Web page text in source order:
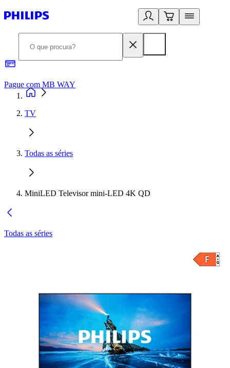
Pague com MB WAY
TV
Todas as séries
MiniLED Televisor mini-LED 4K QD
Todas as séries